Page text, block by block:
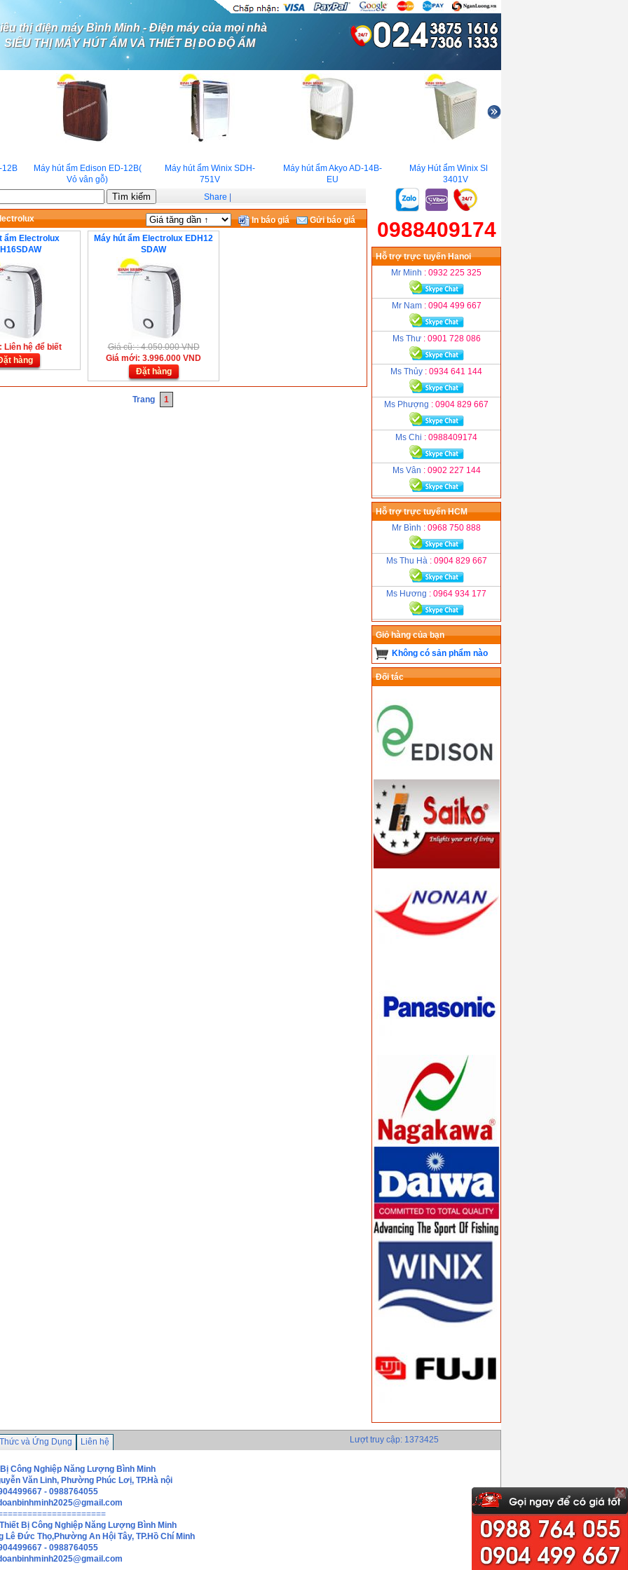
thị điện máy Bình Minh - Điện máy của mọi nhà
SIÊU THỊ MÁY HÚT ẨM VÀ THIẾT BỊ ĐO ĐỘ ẨM
Máy hút ẩm Edison ED-12B(
Vỏ vân gỗ)
Máy hút ẩm Winix SDH-
751V
Máy hút ẩm Akyo AD-14B-
EU
Máy Hút ẩm Winix SDH-
3401V
Share
In báo giá
Gửi báo giá
ẩm Electrolux
Liên hệ để biết
hàng
Máy hút ẩm Electrolux EDH12
SDAW
Giá cũ: : 4.050.000 VND
Giá mới: 3.996.000 VND
Đặt hàng
Trang 1
0988409174
Hỗ trợ trực tuyến Hanoi
Mr Minh : 0932 225 325
Mr Nam : 0904 499 667
Ms Thư : 0901 728 086
Ms Thủy : 0934 641 144
Ms Phượng : 0904 829 667
Ms Chi : 0988409174
Ms Vân : 0902 227 144
Hỗ trợ trực tuyến HCM
Mr Bình : 0968 750 888
Ms Thu Hà : 0904 829 667
Ms Hương : 0964 934 177
Giỏ hàng của bạn
Không có sản phẩm nào
Đối tác
và Ứng Dụng Liên hệ Lượt truy cập: 1373425
Công Nghiệp Năng Lượng Bình Minh
Văn Linh, Phường Phúc Lơị, TP.Hà nội
- 0988764055
Bị Công Nghiệp Năng Lượng Bình Minh
Đức Thọ,Phường An Hội Tây, TP.Hồ Chí Minh
- 0988764055